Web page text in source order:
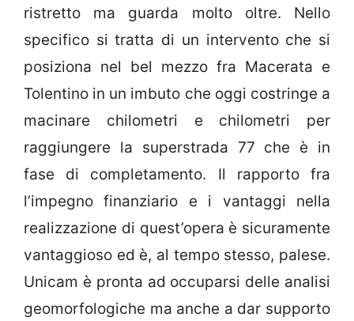
ristretto ma guarda molto oltre. Nello
specifico si tratta di un intervento che si
posiziona nel bel mezzo fra Macerata e
Tolentino in un imbuto che oggi costringe a
macinare chilometri e chilometri per
raggiungere la superstrada 77 che è in
fase di completamento. Il rapporto fra
l’impegno finanziario e i vantaggi nella
realizzazione di quest’opera è sicuramente
vantaggioso ed è, al tempo stesso, palese.
Unicam è pronta ad occuparsi delle analisi
geomorfologiche ma anche a dar supporto